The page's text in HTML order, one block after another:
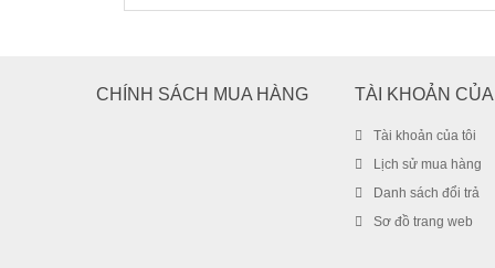
CHÍNH SÁCH MUA HÀNG TÀI KHOẢN CỦA
Tài khoản của tôi
Lịch sử mua hàng
Danh sách đổi trả
Sơ đồ trang web